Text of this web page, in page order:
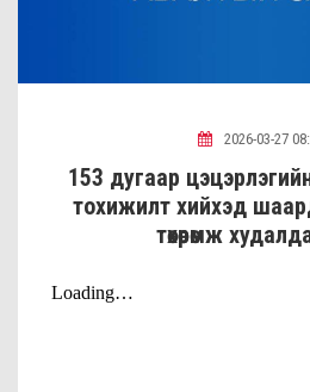
2026-03-27
153 дугаар
тохижилт хийхэд
төхөөрөмж